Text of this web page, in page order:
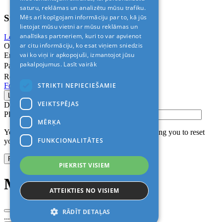
Sign In
Login with Facebook Login with Google
Or
Email
Password
Remember me
Forgot Password?
Don’t have an account?
Please confirm login email below
You will receive an email containing a link allowing you to reset
your password to a new preferred one.
Modal title
...
saturu, reklāmas un analizētu mūsu trafiku.
Mēs arī kopīgojam informāciju par to, kā jūs
lietojat mūsu vietni ar mūsu reklāmas un
analītikas partneriem, kuri to var apvienot
ar citu informāciju, ko esat viņiem sniedzis
vai ko viņi ir apkopojuši, izmantojot jūsu
pakalpojumus. Lasīt vairāk
STRIKTI NEPIECIEŠAMIE
VEIKTSPĒJAS
MĒRĶA
FUNKCIONALITĀTES
PIEKRIST VISIEM
ATTEIKTIES NO VISIEM
RĀDĪT DETAĻAS